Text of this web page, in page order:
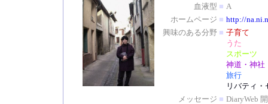
血液型 ■ A
ホームページ ■ http://
興味のある分野 ■ 子育て
うた
スポーツ
神道・神社
旅行
リバティ
メッセージ ■ DiaryWeb